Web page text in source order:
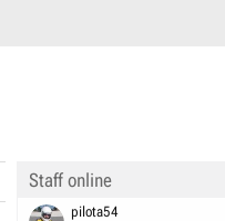
Staff online
pilota54